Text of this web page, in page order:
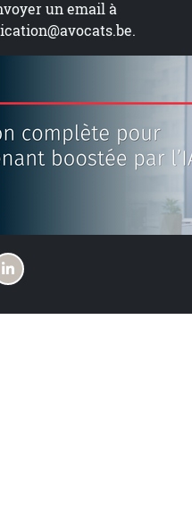
un email à
.